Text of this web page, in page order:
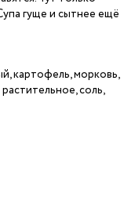
гуще и сытнее ещё
картофель, морковь,
соль,